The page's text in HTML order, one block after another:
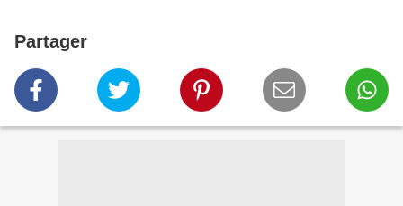
Partager